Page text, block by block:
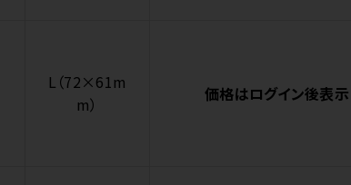
L（72×61m
m）
価格はログイン後表示